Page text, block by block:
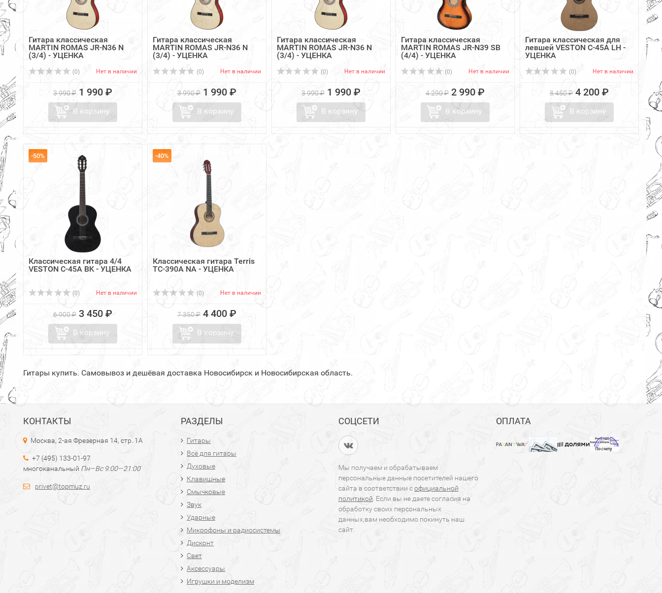
Гитара классическая
MARTIN ROMAS JR-N36 N
(3/4) - УЦЕНКА
(0) Нет в наличии
3 990 ₽ 1 990 ₽
В корзину
Гитара классическая
MARTIN ROMAS JR-N36 N
(3/4) - УЦЕНКА
(0) Нет в наличии
3 990 ₽ 1 990 ₽
В корзину
Гитара классическая
MARTIN ROMAS JR-N36 N
(3/4) - УЦЕНКА
(0) Нет в наличии
3 990 ₽ 1 990 ₽
В корзину
Гитара классическая
MARTIN ROMAS JR-N39 SB
(4/4) - УЦЕНКА
(0) Нет в наличии
4 290 ₽ 2 990 ₽
В корзину
Гитара классическая для
левшей VESTON C-45A LH -
УЦЕНКА
(0) Нет в наличии
8 450 ₽ 4 200 ₽
В корзину
-50%
Классическая гитара 4/4
VESTON C-45A BK - УЦЕНКА
(0) Нет в наличии
6 900 ₽ 3 450 ₽
В корзину
-40%
Классическая гитара Terris
TC-390A NA - УЦЕНКА
(0) Нет в наличии
7 350 ₽ 4 400 ₽
В корзину
Гитары купить. Самовывоз и дешёвая доставка Новосибирск и Новосибирская область.
КОНТАКТЫ
Москва, 2-ая Фрезерная 14, стр. 1А
+7 (495) 133-01-97
многоканальный Пн—Вс 9:00—21:00
privet@topmuz.ru
РАЗДЕЛЫ
Гитары
Всё для гитары
Духовые
Клавишные
Смычковые
Звук
Ударные
Микрофоны и радиосистемы
Дисконт
Свет
Аксессуары
Игрушки и моделизм
СОЦСЕТИ
Мы получаем и обрабатываем
персональные данные посетителей нашего
сайта в соответствии софициальной
политикой . Если вы не даете согласия на
обработку своих персональных
данных,вам необходимо покинуть наш
сайт.
ОПЛАТА